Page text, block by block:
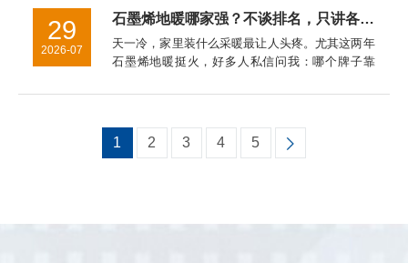
不负责任的行为坚决说不！...
石墨烯地暖哪家强？不谈排名，只讲各家真实特点，看完心里有数
天一冷，家里装什么采暖最让人头疼。尤其这两年
石墨烯地暖挺火，好多人私信问我：哪个牌子靠
深的是它自研的发热技术，不少装过的业主说，同
29
2026-07
1 2 3 4 5